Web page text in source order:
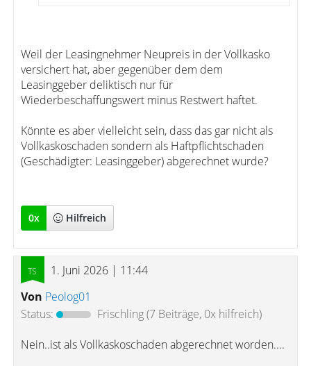
Weil der Leasingnehmer Neupreis in der Vollkasko
versichert hat, aber gegenüber dem dem
Leasinggeber deliktisch nur für
Wiederbeschaffungswert minus Restwert haftet.
Könnte es aber vielleicht sein, dass das gar nicht als
Vollkaskoschaden sondern als Haftpflichtschaden
(Geschädigter: Leasinggeber) abgerechnet wurde?
0x Hilfreich
1. Juni 2026 | 11:44
Von Peolog01
Status:
Frischling(7 Beiträge, 0x hilfreich)
Nein..ist als Vollkaskoschaden abgerechnet worden....